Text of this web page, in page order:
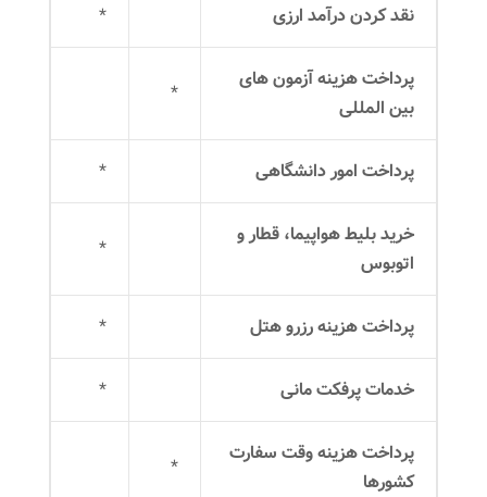
نقد کردن درآمد ارزی *
پرداخت هزینه آزمون های
بین المللی
*
پرداخت امور دانشگاهی *
خرید بلیط هواپیما، قطار و
اتوبوس
*
پرداخت هزینه رزرو هتل *
خدمات پرفکت مانی *
پرداخت هزینه وقت سفارت
کشورها
*